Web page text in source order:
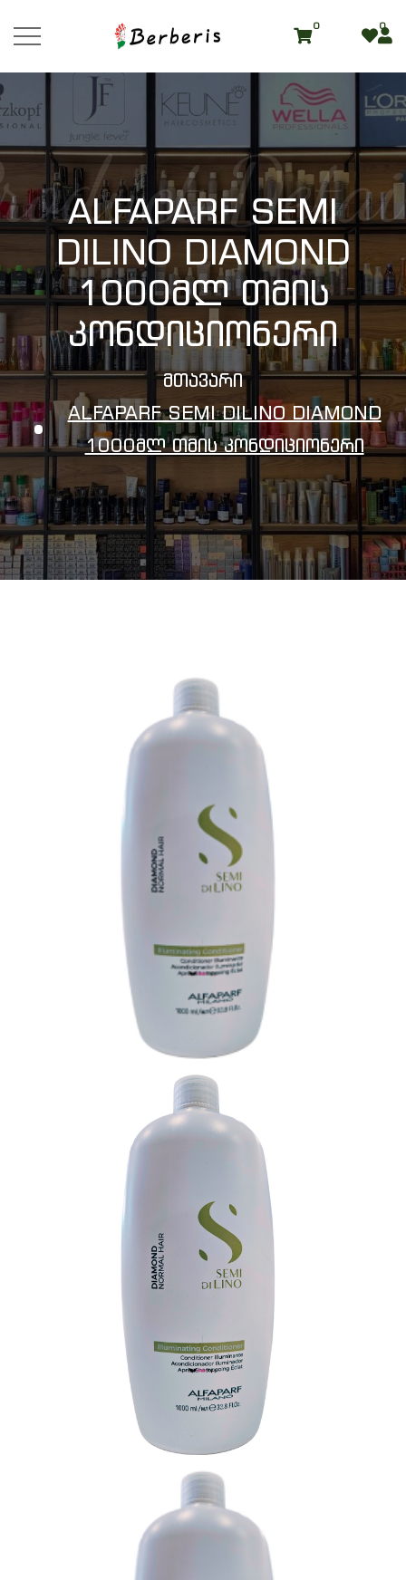
0 0
ALFAPARF SEMI
DILINO DIAMOND
1000მლ Თმის
Კონდიციონერი
Მთავარი
ALFAPARF SEMI DILINO DIAMOND
1000მლ Თმის Კონდიციონერი